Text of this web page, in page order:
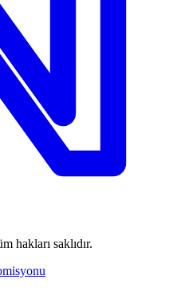
hakları saklıdır.